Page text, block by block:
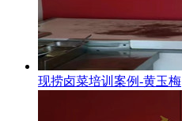
现捞卤菜培训案例-黄玉梅